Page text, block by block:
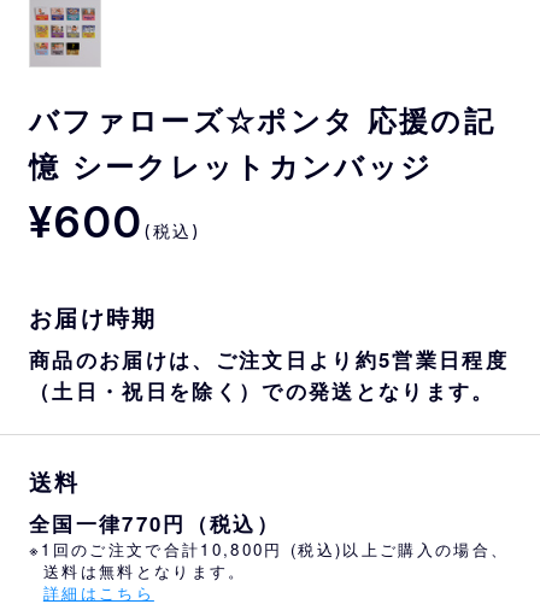
バファローズ☆ポンタ 応援の記
憶 シークレットカンバッジ
¥600 (税込)
お届け時期
商品のお届けは、ご注文日より約5営業日程度
（土日・祝日を除く）での発送となります。
送料
全国一律770円（税込）
※1回のご注文で合計10,800円 (税込)以上ご購入の場合、
送料は無料となります。
詳細はこちら